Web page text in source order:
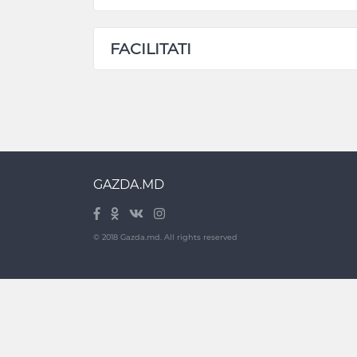
FACILITATI
GAZDA.MD
© 2018 Gazda.md. All rights reserved